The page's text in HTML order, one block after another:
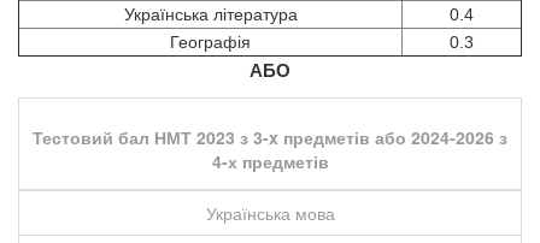
Українська література
0.4
Географія
0.3
АБО
Тестовий бал НМТ 2023 з 3-x предметів або 2024-2026 з
4-х предметів
Українська мова